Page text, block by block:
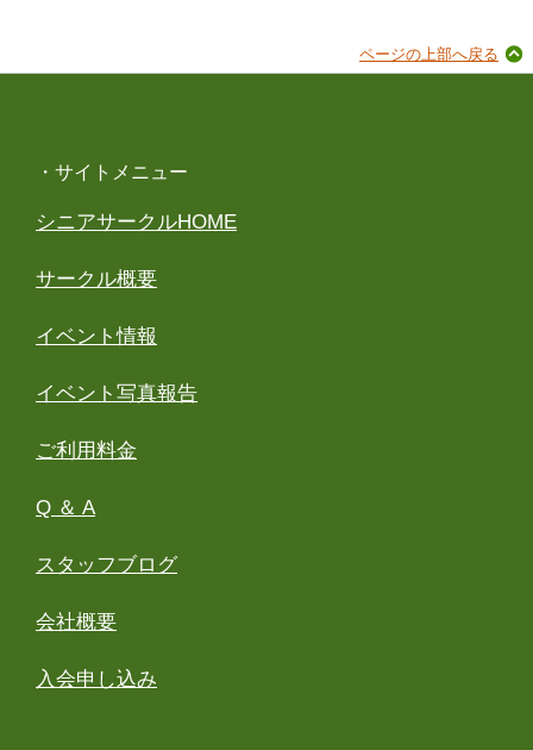
ページの上部へ戻る
・サイトメニュー
シニアサークルHOME
サークル概要
イベント情報
イベント写真報告
ご利用料金
Q ＆ A
スタッフブログ
会社概要
入会申し込み